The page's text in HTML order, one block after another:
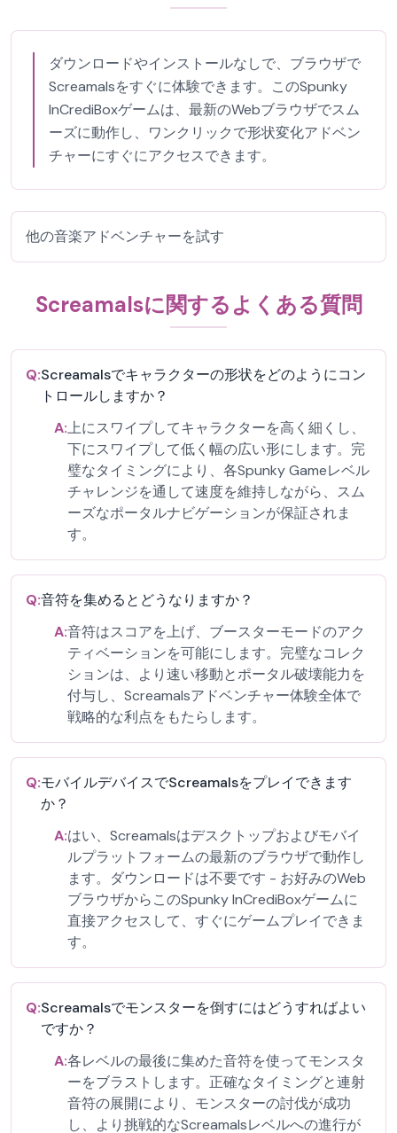
ダウンロードやインストールなしで、ブラウザで
Screamalsをすぐに体験できます。このSpunky
InCrediBoxゲームは、最新のWebブラウザでスム
ーズに動作し、ワンクリックで形状変化アドベン
チャーにすぐにアクセスできます。
他の音楽アドベンチャーを試す
Screamalsに関するよくある質問
Q:Screamalsでキャラクターの形状をどのようにコン
トロールしますか？
A:上にスワイプしてキャラクターを高く細くし、
下にスワイプして低く幅の広い形にします。完
璧なタイミングにより、各Spunky Gameレベル
チャレンジを通して速度を維持しながら、スム
ーズなポータルナビゲーションが保証されま
す。
Q:音符を集めるとどうなりますか？
A:音符はスコアを上げ、ブースターモードのアク
ティベーションを可能にします。完璧なコレク
ションは、より速い移動とポータル破壊能力を
付与し、Screamalsアドベンチャー体験全体で
戦略的な利点をもたらします。
Q:モバイルデバイスでScreamalsをプレイできます
か？
A:はい、Screamalsはデスクトップおよびモバイ
ルプラットフォームの最新のブラウザで動作し
ます。ダウンロードは不要です - お好みのWeb
ブラウザからこのSpunky InCrediBoxゲームに
直接アクセスして、すぐにゲームプレイできま
す。
Q:Screamalsでモンスターを倒すにはどうすればよい
ですか？
A:各レベルの最後に集めた音符を使ってモンスタ
ーをブラストします。正確なタイミングと連射
音符の展開により、モンスターの討伐が成功
し、より挑戦的なScreamalsレベルへの進行が